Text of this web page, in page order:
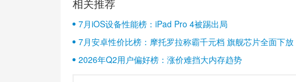
7月iOS设备性能榜：iPad Pro 4被踢出局
7月安卓性价比榜：摩托罗拉称霸千元档 旗舰芯片全面下放
2026年Q2用户偏好榜：涨价难挡大内存趋势